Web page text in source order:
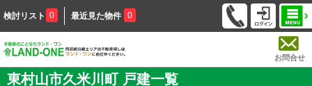
検討リスト 0 最近見た物件 0
お問合せ
東村山市久米川町 戸建一覧